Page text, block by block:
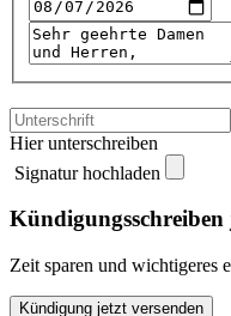
Hier unterschreiben
Signatur hochladen
Zeit sparen und wichtigeres
HUK
Kündigung jetzt versenden